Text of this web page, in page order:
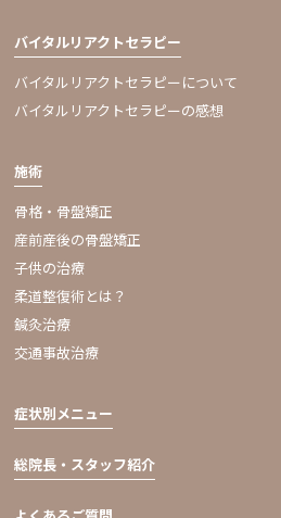
バイタルリアクトセラピー
バイタルリアクトセラピーについて
バイタルリアクトセラピーの感想
施術
骨格・骨盤矯正
産前産後の骨盤矯正
子供の治療
柔道整復術とは？
鍼灸治療
交通事故治療
症状別メニュー
総院長・スタッフ紹介